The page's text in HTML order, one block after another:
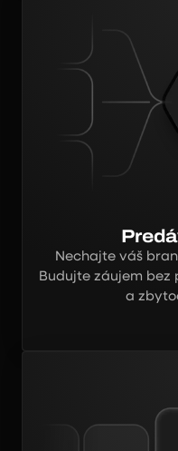
Nechajte váš
Budujte záujem
a